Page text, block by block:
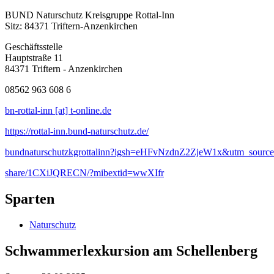
BUND Naturschutz Kreisgruppe Rottal-Inn
Sitz: 84371 Triftern-Anzenkirchen
Geschäftsstelle
Hauptstraße 11
84371 Triftern - Anzenkirchen
08562 963 608 6
bn-rottal-inn [at] t-online.de
https://rottal-inn.bund-naturschutz.de/
share/1CXiJQRECN/?mibextid=wwXIfr
Sparten
Naturschutz
Schwammerlexkursion am Schellenberg